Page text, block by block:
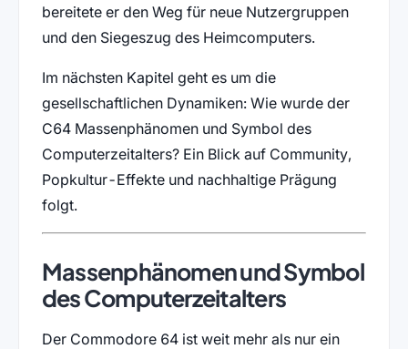
bereitete er den Weg für neue Nutzergruppen
und den Siegeszug des Heimcomputers.
Im nächsten Kapitel geht es um die
gesellschaftlichen Dynamiken: Wie wurde der
C64 Massenphänomen und Symbol des
Computerzeitalters? Ein Blick auf Community,
Popkultur-Effekte und nachhaltige Prägung
folgt.
Massenphänomen und Symbol
des Computerzeitalters
Der Commodore 64 ist weit mehr als nur ein